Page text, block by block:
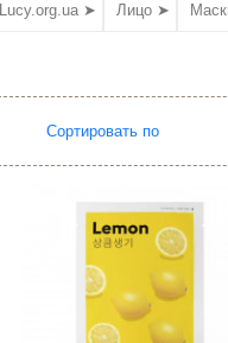
Lucy.org.ua ➤ Лицо ➤
Сортировать по